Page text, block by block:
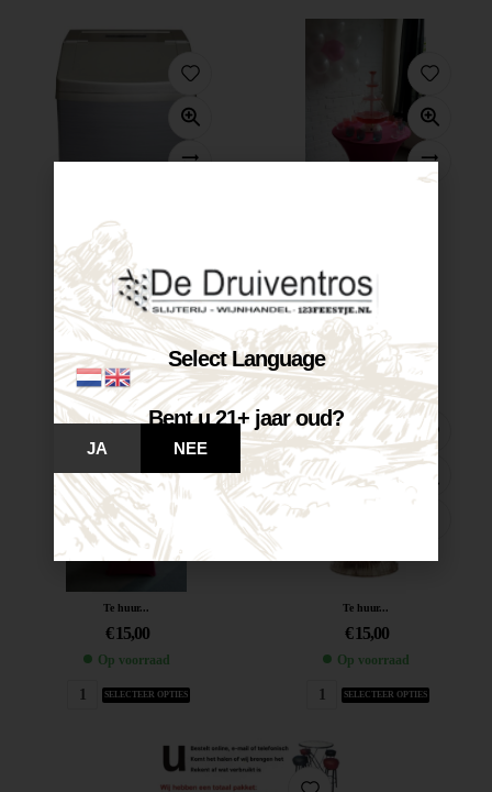
Te huur...
€20,00
Op voorraad
SELECTEER OPTIES
€ 25,00
Op voorraad
SELECTEER OPTIES
Te huur...
€15,00
Op voorraad
SELECTEER OPTIES
Te huur...
€15,00
Op voorraad
SELECTEER OPTIES
Select Language
Bent u 21+ jaar oud?
JA NEE